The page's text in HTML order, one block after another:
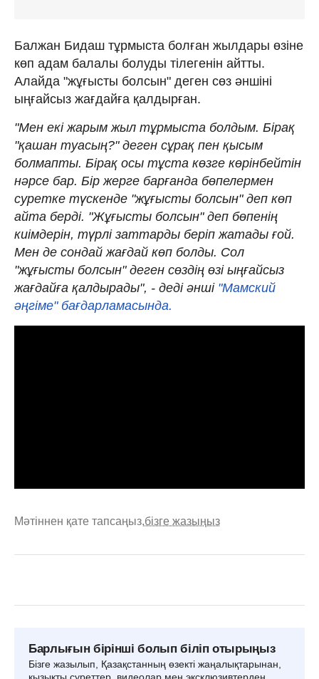
Балжан Бидаш тұрмыста болған жылдары өзіне
көп адам балалы болуды тілегенін айтты.
Алайда "жұғысты болсын" деген сөз әншіні
ыңғайсыз жағдайға қалдырған.
"Мен екі жарым жыл тұрмыста болдым. Бірақ
"қашан туасың?" деген сұрақ пен қысым
болмапты. Бірақ осы тұста көзге көрінбейтін
нәрсе бар. Бір жерге барғанда бөпелермен
суретке түскенде "жұғысты болсын" деп көп
айта берді. "Жұғысты болсын" деп бөпенің
киімдерін, түрлі заттарды беріп жатады ғой.
Мен де сондай жағдай көп болды. Сол
"жұғысты болсын" деген сөздің өзі ыңғайсыз
жағдайға қалдырады", - деді әнші "Мамский
әңгіме" бағдарламасында.
Мәтіннен қате тапсаңыз,бізге жазыңыз
Барлығын бірінші болып біліп отырыңыз
Бізге жазылып, Қазақстанның өзекті жаңалықтарынан,